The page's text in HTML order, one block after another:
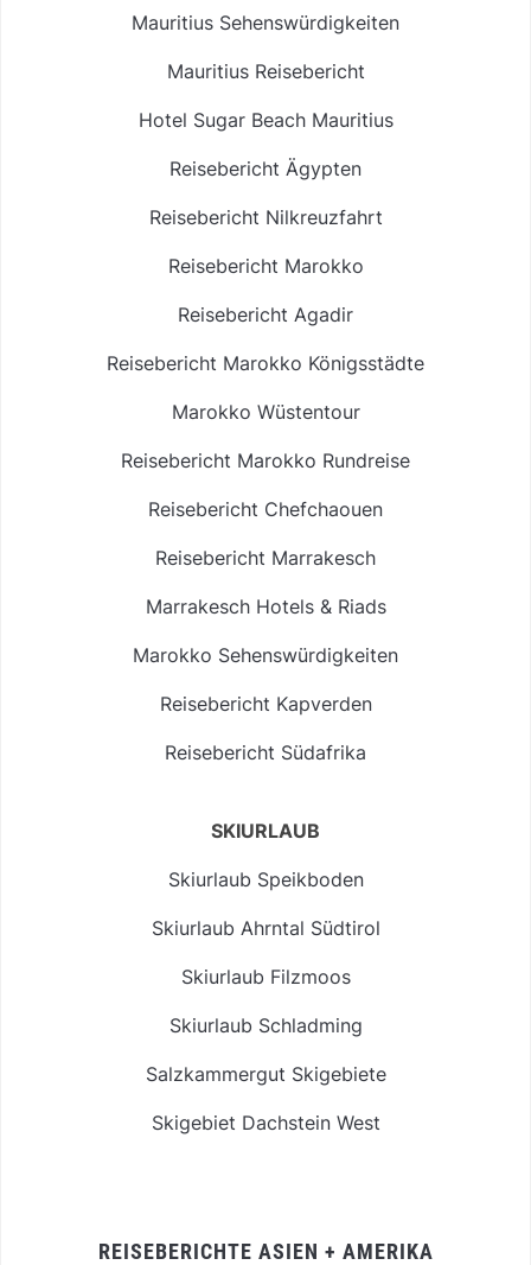
Mauritius Sehenswürdigkeiten
Mauritius Reisebericht
Hotel Sugar Beach Mauritius
Reisebericht Ägypten
Reisebericht Nilkreuzfahrt
Reisebericht Marokko
Reisebericht Agadir
Reisebericht Marokko Königsstädte
Marokko Wüstentour
Reisebericht Marokko Rundreise
Reisebericht Chefchaouen
Reisebericht Marrakesch
Marrakesch Hotels & Riads
Marokko Sehenswürdigkeiten
Reisebericht Kapverden
Reisebericht Südafrika
SKIURLAUB
Skiurlaub Speikboden
Skiurlaub Ahrntal Südtirol
Skiurlaub Filzmoos
Skiurlaub Schladming
Salzkammergut Skigebiete
Skigebiet Dachstein West
REISEBERICHTE ASIEN + AMERIKA